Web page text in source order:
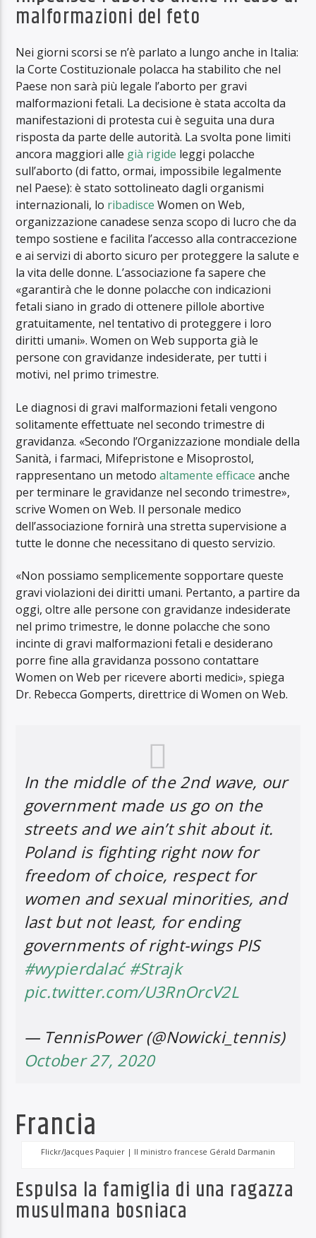
malformazioni del feto
Nei giorni scorsi se n’è parlato a lungo anche in Italia:
la Corte Costituzionale polacca ha stabilito che nel
Paese non sarà più legale l’aborto per gravi
malformazioni fetali. La decisione è stata accolta da
manifestazioni di protesta cui è seguita una dura
risposta da parte delle autorità. La svolta pone limiti
ancora maggiori alle già rigide leggi polacche
sull’aborto (di fatto, ormai, impossibile legalmente
nel Paese): è stato sottolineato dagli organismi
internazionali, lo ribadisce Women on Web,
organizzazione canadese senza scopo di lucro che da
tempo sostiene e facilita l’accesso alla contraccezione
e ai servizi di aborto sicuro per proteggere la salute e
la vita delle donne. L’associazione fa sapere che
«garantirà che le donne polacche con indicazioni
fetali siano in grado di ottenere pillole abortive
gratuitamente, nel tentativo di proteggere i loro
diritti umani». Women on Web supporta già le
persone con gravidanze indesiderate, per tutti i
motivi, nel primo trimestre.
Le diagnosi di gravi malformazioni fetali vengono
solitamente effettuate nel secondo trimestre di
gravidanza. «Secondo l’Organizzazione mondiale della
Sanità, i farmaci, Mifepristone e Misoprostol,
rappresentano un metodoaltamente efficace anche
per terminare le gravidanze nel secondo trimestre»,
scrive Women on Web. Il personale medico
dell’associazione fornirà una stretta supervisione a
tutte le donne che necessitano di questo servizio.
«Non possiamo semplicemente sopportare queste
gravi violazioni dei diritti umani. Pertanto, a partire da
oggi, oltre alle persone con gravidanze indesiderate
nel primo trimestre, le donne polacche che sono
incinte di gravi malformazioni fetali e desiderano
porre fine alla gravidanza possono contattare
Women on Web per ricevere aborti medici», spiega
Dr. Rebecca Gomperts, direttrice di Women on Web.
In the middle of the 2nd wave, our
government made us go on the
streets and we ain’t shit about it.
Poland is fighting right now for
freedom of choice, respect for
women and sexual minorities, and
last but not least, for ending
governments of right-wings PIS
#wypierdalać #Strajk
pic.twitter.com/U3RnOrcV2L
— TennisPower (@Nowicki_tennis)
October 27, 2020
Francia
Flickr/Jacques Paquier | Il ministro francese Gérald Darmanin
Espulsa la famiglia di una ragazza
musulmana bosniaca